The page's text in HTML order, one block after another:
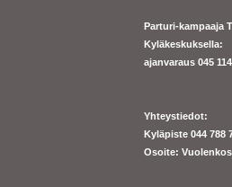
Parturi-kampaaja
Kyläkeskuksella:
ajanvaraus 045
Yhteystiedot:
Kyläpiste 044 788
Osoite: